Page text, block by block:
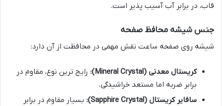
قاب، در برابر آب آسیب پذیر است.
جنس شیشه محافظ صفحه
شیشه روی صفحه ساعت نقش مهمی در محافظت از آن دارد:
کریستال معدنی (Mineral Crystal):
رایج ترین نوع، مقاوم در
برابر ضربه اما مستعد خراشیدگی.
سافایر کریستال (Sapphire Crystal):
بسیار مقاوم در برابر